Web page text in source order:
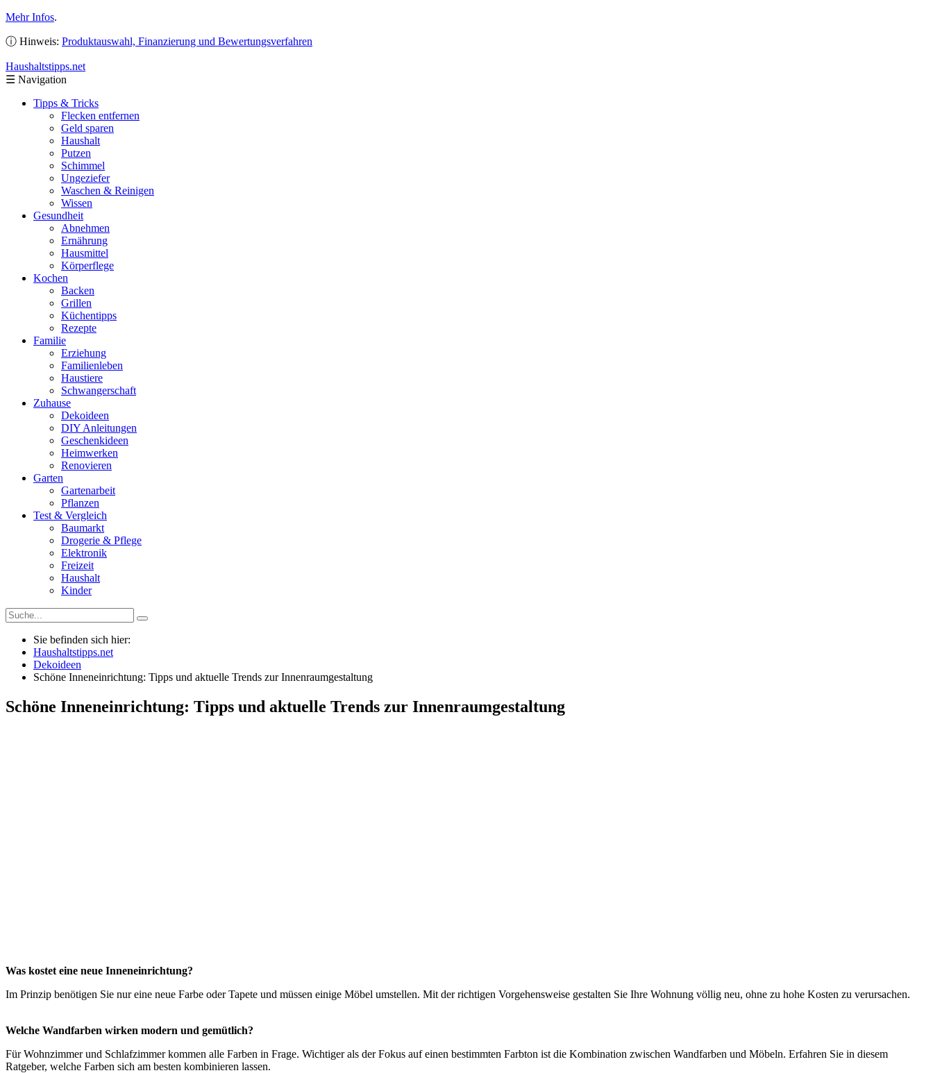
Mehr Infos.
ⓘ Hinweis: Produktauswahl, Finanzierung und Bewertungsverfahren
Haushaltstipps.net
☰ Navigation
Tipps & Tricks
Flecken entfernen
Geld sparen
Haushalt
Putzen
Schimmel
Ungeziefer
Waschen & Reinigen
Wissen
Gesundheit
Abnehmen
Ernährung
Hausmittel
Körperflege
Kochen
Backen
Grillen
Küchentipps
Rezepte
Familie
Erziehung
Familienleben
Haustiere
Schwangerschaft
Zuhause
Dekoideen
DIY Anleitungen
Geschenkideen
Heimwerken
Renovieren
Garten
Gartenarbeit
Pflanzen
Test & Vergleich
Baumarkt
Drogerie & Pflege
Elektronik
Freizeit
Haushalt
Kinder
Sie befinden sich hier:
Haushaltstipps.net
Dekoideen
Schöne Inneneinrichtung: Tipps und aktuelle Trends zur Innenraumgestaltung
Schöne Inneneinrichtung: Tipps und aktuelle Trends zur Innenraumgestaltung
Was kostet eine neue Inneneinrichtung?
Im Prinzip benötigen Sie nur eine neue Farbe oder Tapete und müssen einige Möbel umstellen. Mit der richtigen Vorgehensweise gestalten Sie Ihre Wohnung völlig neu, ohne zu hohe Kosten zu verursachen.
Welche Wandfarben wirken modern und gemütlich?
Für Wohnzimmer und Schlafzimmer kommen alle Farben in Frage. Wichtiger als der Fokus auf einen bestimmten Farbton ist die Kombination zwischen Wandfarben und Möbeln. Erfahren Sie in diesem
Ratgeber, welche Farben sich am besten kombinieren lassen.